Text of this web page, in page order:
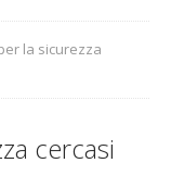
la sicurezza
cercasi